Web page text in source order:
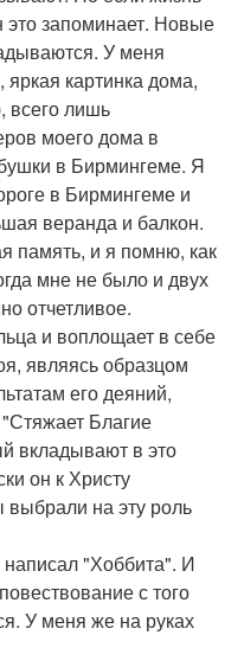
это запоминает. Новые
У меня
яркая картинка дома,
всего лишь
моего дома в
в Бирмингеме. Я
в Бирмингеме и
веранда и балкон.
память, и я помню, как
мне не было и двух
отчетливое.
и воплощает в себе
являясь образцом
его деяний,
Благие
вкладывают в это
он к Христу
на эту роль
"Хоббита". И
с того
У меня же на руках